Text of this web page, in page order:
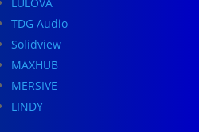
LULOVA
TDG Audio
Solidview
MAXHUB
MERSIVE
LINDY